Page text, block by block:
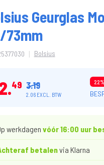
Geurglas
73mm
| Bolsius
49 3.19
2.06 EXCL. BTW
werkdagen vóór 16:00 uur
betalenvia Klarna